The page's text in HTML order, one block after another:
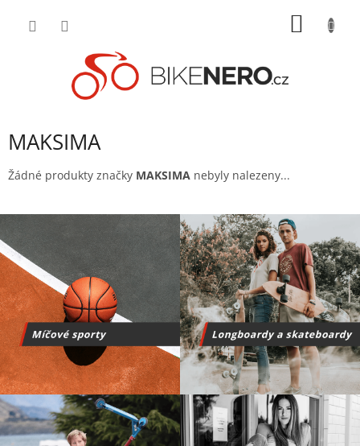
MAKSIMA
Žádné produkty značky MAKSIMA nebyly nalezeny...